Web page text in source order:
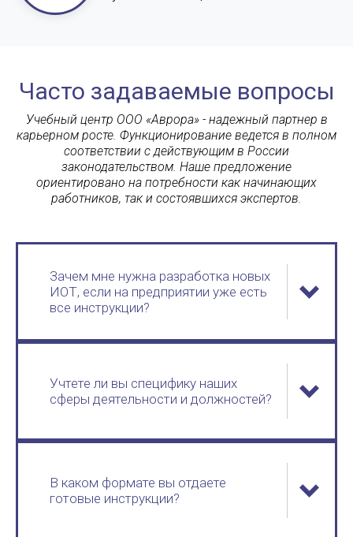
Часто задаваемые вопросы
Учебный центр ООО «Аврора» - надежный партнер в
карьерном росте. Функционирование ведется в полном
соответствии с действующим в России
законодательством. Наше предложение
ориентировано на потребности как начинающих
работников, так и состоявшихся экспертов.
Зачем мне нужна разработка новых
ИОТ, если на предприятии уже есть
все инструкции?
Учтете ли вы специфику наших
сферы деятельности и должностей?
В каком формате вы отдаете
готовые инструкции?